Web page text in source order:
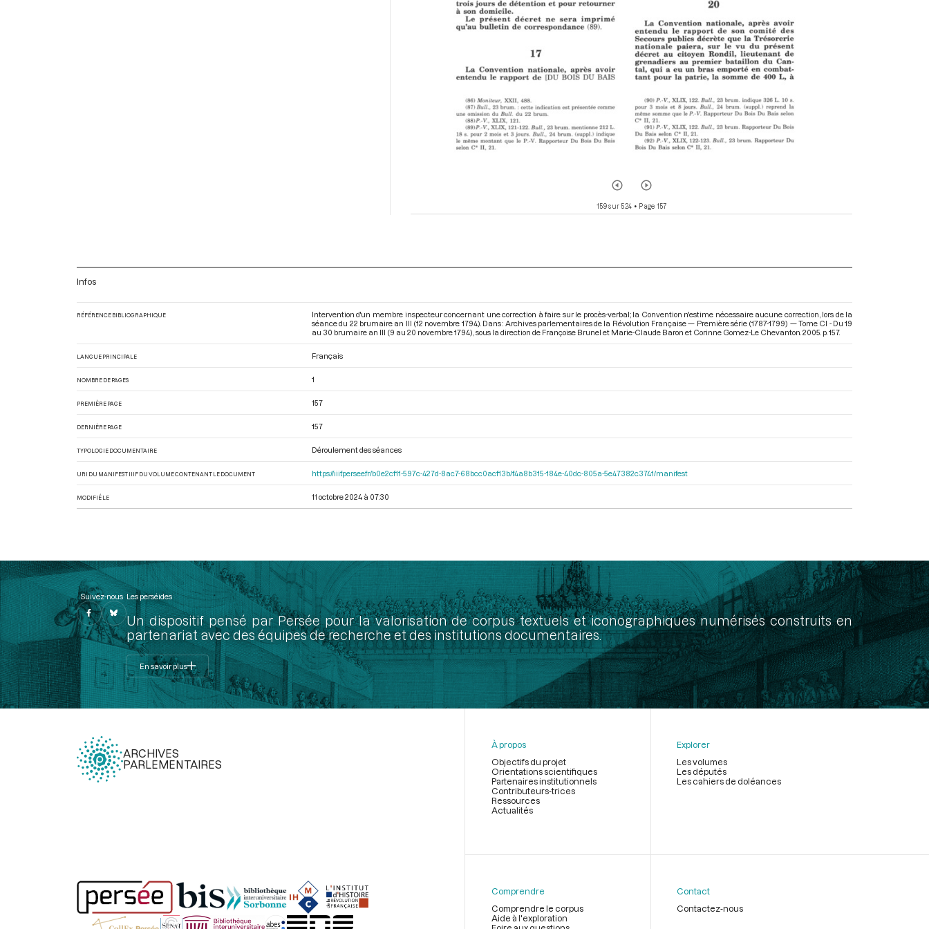
159 sur 524 • Page 157
Infos
RÉFÉRENCE BIBLIOGRAPHIQUE
Intervention d'un membre inspecteur concernant une correction à faire sur le procès-verbal; la Convention n'estime nécessaire aucune correction, lors de la
séance du 22 brumaire an III (12 novembre 1794). Dans : Archives parlementaires de la Révolution Française — Première série (1787-1799) — Tome CI - Du 19
au 30 brumaire an III (9 au 20 novembre 1794) , sous la direction de Françoise Brunel et Marie-Claude Baron et Corinne Gomez-Le Chevanton. 2005. p. 157.
LANGUE PRINCIPALE Français
NOMBRE DE PAGES 1
PREMIÈRE PAGE 157
DERNIÈRE PAGE 157
TYPOLOGIE DOCUMENTAIRE Déroulement des séances
URI DU MANIFEST IIIF DU VOLUME CONTENANT LE DOCUMENT https://iiif.persee.fr/b0e2cf11-597c-427d-8ac7-68bcc0acf13b/f4a8b315-184e-40dc-805a-5e47382c3741/manifest
MODIFIÉ LE 11 octobre 2024 à 07:30
Suivez-nous Les perséides
Un dispositif pensé par Persée pour la valorisation de corpus textuels et iconographiques numérisés construits en
partenariat avec des équipes de recherche et des institutions documentaires.
En savoir plus
ARCHIVES
PARLEMENTAIRES
page
À propos
Objectifs du projet
Orientations scientifiques
Partenaires institutionnels
Contributeurs-trices
Ressources
Actualités
Explorer
Les volumes
Les députés
Les cahiers de doléances
Comprendre
Comprendre le corpus
Aide à l'exploration
Contact
Contactez-nous